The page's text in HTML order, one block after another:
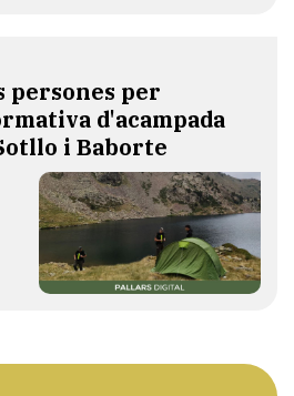
persones per
d'acampada
i Baborte